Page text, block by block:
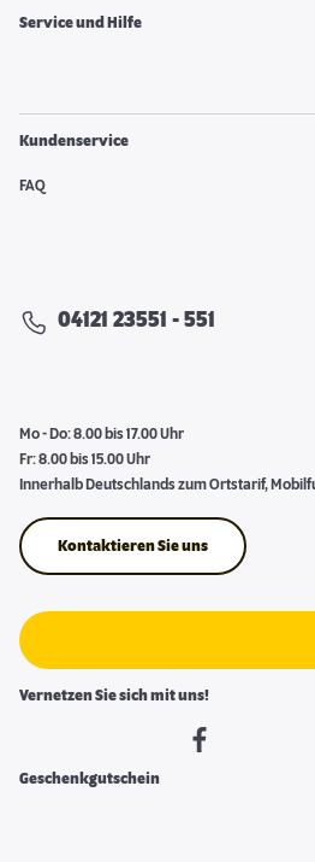
Service und Hilfe
Kundenservice
FAQ
04121 23551 - 551
Mo - Do: 8.00 bis 17.00 Uhr
Fr: 8.00 bis 15.00 Uhr
Innerhalb Deutschlands zum Ortstarif,
Kontaktieren Sie uns
Vernetzen Sie sich mit uns!
Geschenkgutschein